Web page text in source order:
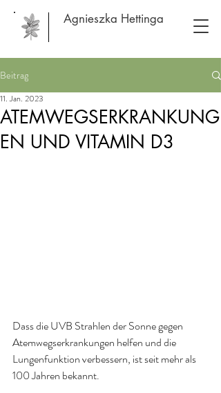
Agnieszka Hettinga
Beitrag
ATEMWEGSERKRANKUNG
EN UND VITAMIN D3
11. Jan. 2023
Dass die UVB Strahlen der Sonne gegen
Atemwegserkrankungen helfen und die
Lungenfunktion verbessern, ist seit mehr als
100 Jahren bekannt.